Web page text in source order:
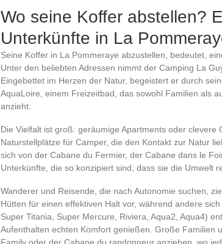
Wo seine Koffer abstellen?
Unterkünfte in La
Seine Koffer in La Pommeraye abzustellen, bedeutet,
Unter den beliebten Adressen nimmt der Camping La
Eingebettet im Herzen der Natur, begeistert er durch
AquaLoire, einem Freizeitbad, das sowohl Familien als
anzieht.
Die Vielfalt ist groß: geräumige Apartments oder clevere
Naturstellplätze für Camper, die den Kontakt zur Natur
sich von der Cabane du Fermier, der Cabane dans le
Unterkünfte, die so konzipiert sind, dass sie die Umwelt
Wanderer und Reisende, die nach Autonomie suchen,
Hütten für einen effektiven Halt vor, während andere
Super Titania, Super Mercure, Riviera, Aqua2, Aqua4)
Aufenthalten echten Komfort genießen. Große Familien